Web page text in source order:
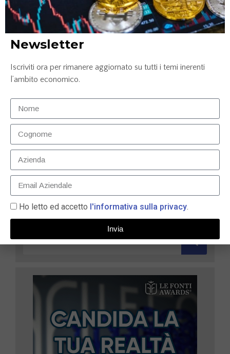
LEGGI TUTTO »
Confronto conto corrente: Credem, ING e
Mediolanum
Newsletter
Iscriviti ora per rimanere aggiornato su tutti i temi inerenti
l’ambito economico.
Ho letto ed accetto l'informativa sulla privacy.
Invia